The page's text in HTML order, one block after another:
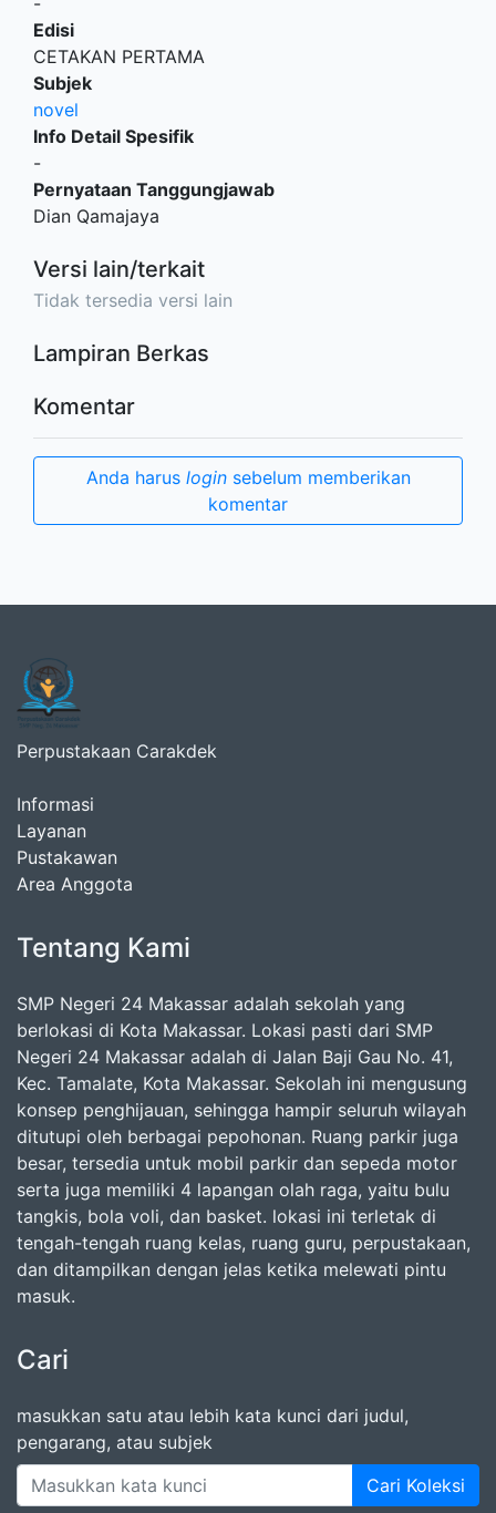
Edisi
CETAKAN PERTAMA
Subjek
novel
Info Detail Spesifik
-
Pernyataan Tanggungjawab
Dian Qamajaya
Versi lain/terkait
Tidak tersedia versi lain
Lampiran Berkas
Komentar
Anda harus loginsebelum memberikan
komentar
Perpustakaan Carakdek
Informasi
Layanan
Pustakawan
Area Anggota
Tentang Kami
SMP Negeri 24 Makassar adalah sekolah yang
berlokasi di Kota Makassar. Lokasi pasti dari SMP
Negeri 24 Makassar adalah di Jalan Baji Gau No. 41,
Kec. Tamalate, Kota Makassar. Sekolah ini mengusung
konsep penghijauan, sehingga hampir seluruh wilayah
ditutupi oleh berbagai pepohonan. Ruang parkir juga
besar, tersedia untuk mobil parkir dan sepeda motor
serta juga memiliki 4 lapangan olah raga, yaitu bulu
tangkis, bola voli, dan basket. lokasi ini terletak di
tengah-tengah ruang kelas, ruang guru, perpustakaan,
dan ditampilkan dengan jelas ketika melewati pintu
masuk.
Cari
masukkan satu atau lebih kata kunci dari judul,
pengarang, atau subjek
Cari Koleksi